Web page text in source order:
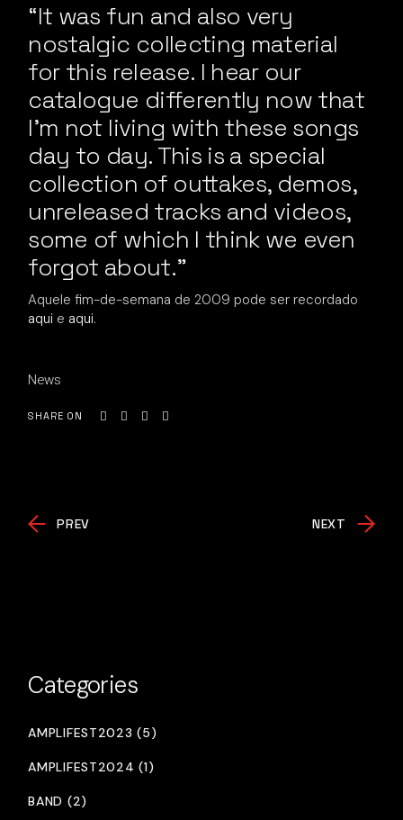
“It was fun and also very
nostalgic collecting material
for this release. I hear our
catalogue differently now that
I’m not living with these songs
day to day. This is a special
collection of outtakes, demos,
unreleased tracks and videos,
some of which I think we even
forgot about.”
Aquele fim-de-semana de 2009 pode ser recordado
aqui e aqui.
News
SHARE ON
PREV NEXT
Categories
AMPLIFEST2023 (5)
AMPLIFEST2024 (1)
BAND (2)